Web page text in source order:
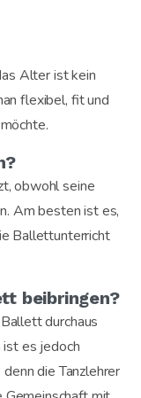
Alter ist kein
flexibel, fit und
obwohl seine
Am besten ist es,
Ballettunterricht
beibringen?
durchaus
es jedoch
die Tanzlehrer